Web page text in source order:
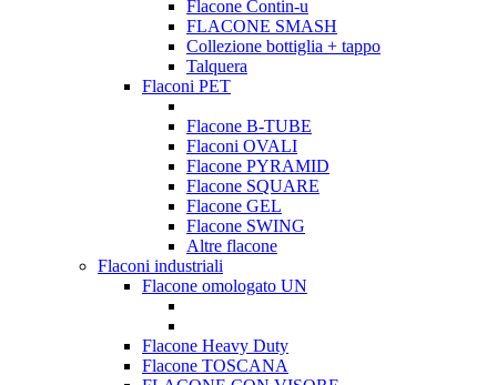
Flacone Contin-u
FLACONE SMASH
Collezione bottiglia + tappo
Talquera
Flaconi PET
Flacone B-TUBE
Flaconi OVALI
Flacone PYRAMID
Flacone SQUARE
Flacone GEL
Flacone SWING
Altre flacone
Flaconi industriali
Flacone omologato UN
Flacone Heavy Duty
Flacone TOSCANA